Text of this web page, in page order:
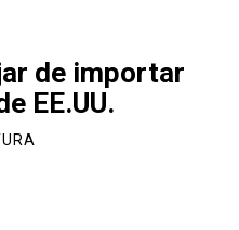
de importar
EE.UU.